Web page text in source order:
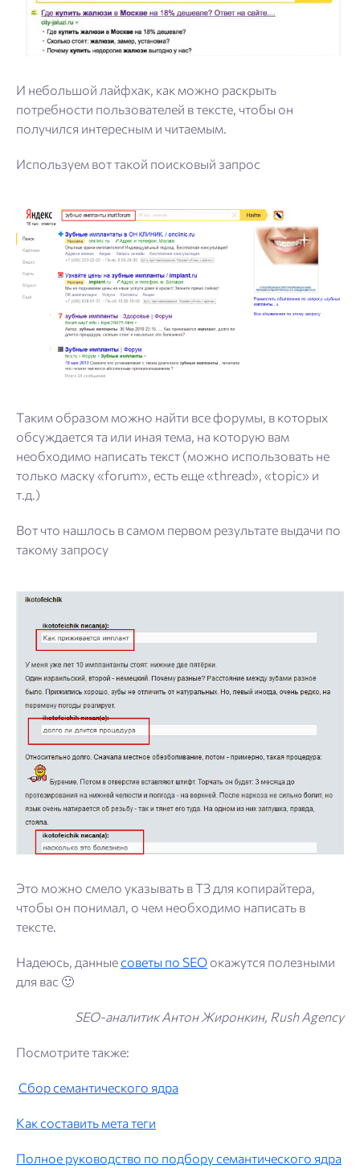
И небольшой лайфхак, как можно раскрыть
потребности пользователей в тексте, чтобы он
получился интересным и читаемым.
Используем вот такой поисковый запрос
Таким образом можно найти все форумы, в которых
обсуждается та или иная тема, на которую вам
необходимо написать текст (можно использовать не
только маску «forum», есть еще «thread», «topic» и
т.д.)
Вот что нашлось в самом первом результате выдачи по
такому запросу
Это можно смело указывать в ТЗ для копирайтера,
чтобы он понимал, о чем необходимо написать в
тексте.
Надеюсь, данные советы по SEO окажутся полезными
для вас 🙂
SEO-аналитик Антон Жиронкин, Rush Agency
Посмотрите также:
Сбор семантического ядра
Как составить мета теги
Полное руководство по подбору семантического ядра